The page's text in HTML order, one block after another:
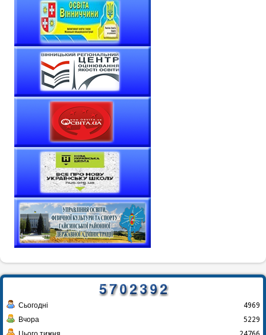
Сьогодні
Вчора
4969
5229